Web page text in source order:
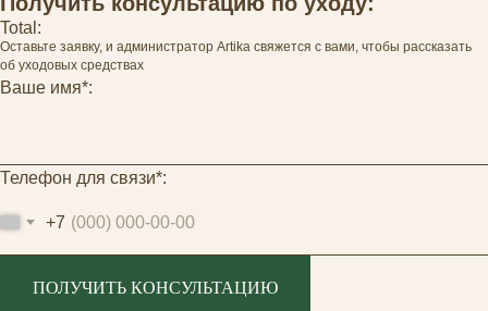
Total:
Оставьте заявку, и администратор Artika свяжется с вами, чтобы рассказать
об уходовых средствах
Ваше имя*:
Телефон для связи*:
+7
ПОЛУЧИТЬ КОНСУЛЬТАЦИЮ